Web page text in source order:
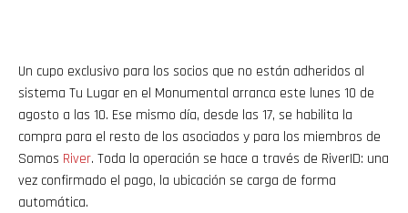
Un cupo exclusivo para los socios que no están adheridos al
sistema Tu Lugar en el Monumental arranca este lunes 10 de
agosto a las 10. Ese mismo día, desde las 17, se habilita la
compra para el resto de los asociados y para los miembros de
Somos River. Toda la operación se hace a través de RiverID: una
vez confirmado el pago, la ubicación se carga de forma
automática.